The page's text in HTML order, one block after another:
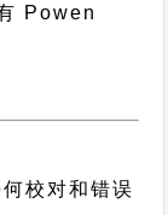
Powen
校对和错误